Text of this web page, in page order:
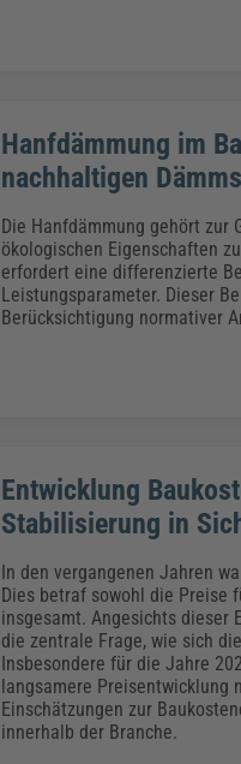
Hanfdämmung im
nachhaltigen
Die Hanfdämmung gehört zur
ökologischen Eigenschaften
erfordert eine differenzierte
Leistungsparameter. Dieser
Berücksichtigung normativer
Entwicklung
Stabilisierung in
In den vergangenen Jahren
Dies betraf sowohl die Preise
insgesamt. Angesichts dieser
die zentrale Frage, wie sich
Insbesondere für die Jahre
langsamere
Einschätzungen zur
innerhalb der Branche.